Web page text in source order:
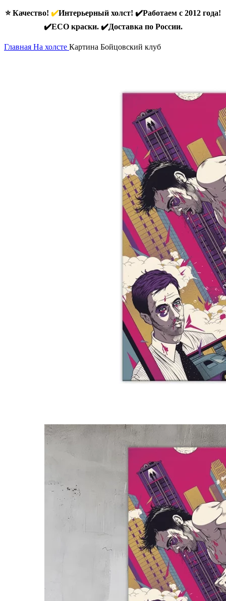
⭐ Качество! ✔️Интерьерный холст! ✔️Работаем с 2012 года!
✔️ECO краски. ✔️Доставка по России.
Главная На холсте Картина Бойцовский клуб